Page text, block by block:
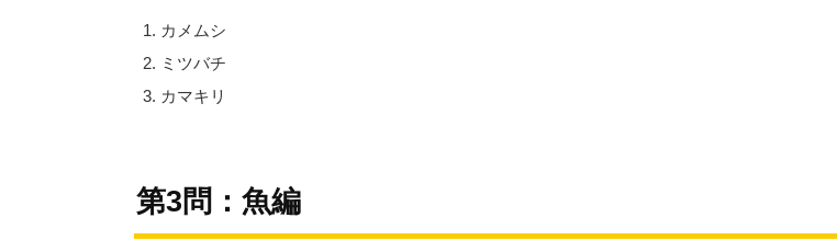
カメムシ
ミツバチ
カマキリ
第3問：魚編